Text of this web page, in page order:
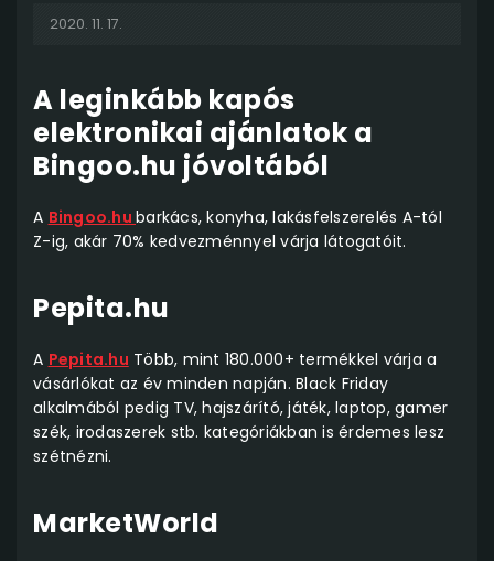
2020. 11. 17.
A leginkább kapós
elektronikai ajánlatok a
Bingoo.hu jóvoltából
A Bingoo.hu barkács, konyha, lakásfelszerelés A-tól
Z-ig, akár 70% kedvezménnyel várja látogatóit.
Pepita.hu
A Pepita.hu Több, mint 180.000+ termékkel várja a
vásárlókat az év minden napján. Black Friday
alkalmából pedig TV, hajszárító, játék, laptop, gamer
szék, irodaszerek stb. kategóriákban is érdemes lesz
szétnézni.
MarketWorld